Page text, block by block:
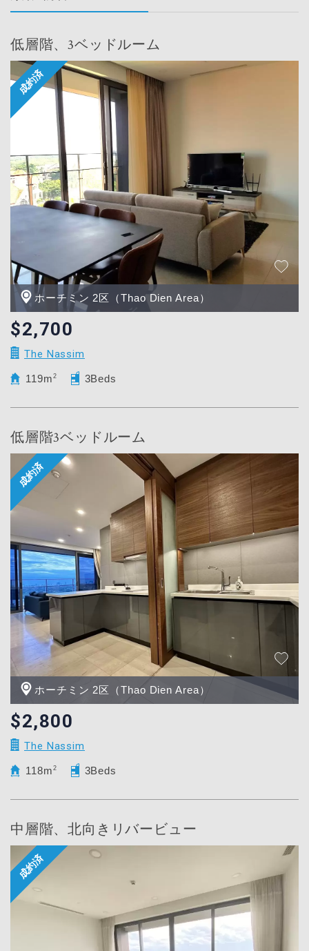
低層階、3ベッドルーム
ホーチミン 2区（Thao Dien Area）
$2,700
The Nassim
119m 2 3Beds
低層階3ベッドルーム
ホーチミン 2区（Thao Dien Area）
$2,800
The Nassim
118m 2 3Beds
中層階、北向きリバービュー